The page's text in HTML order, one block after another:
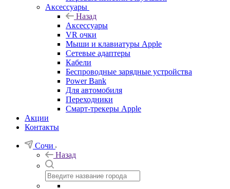
Аксессуары
Назад
Аксессуары
VR очки
Мыши и клавиатуры Apple
Сетевые адаптеры
Кабели
Беспроводные зарядные устройства
Power Bank
Для автомобиля
Переходники
Смарт-трекеры Apple
Акции
Контакты
Сочи
Назад